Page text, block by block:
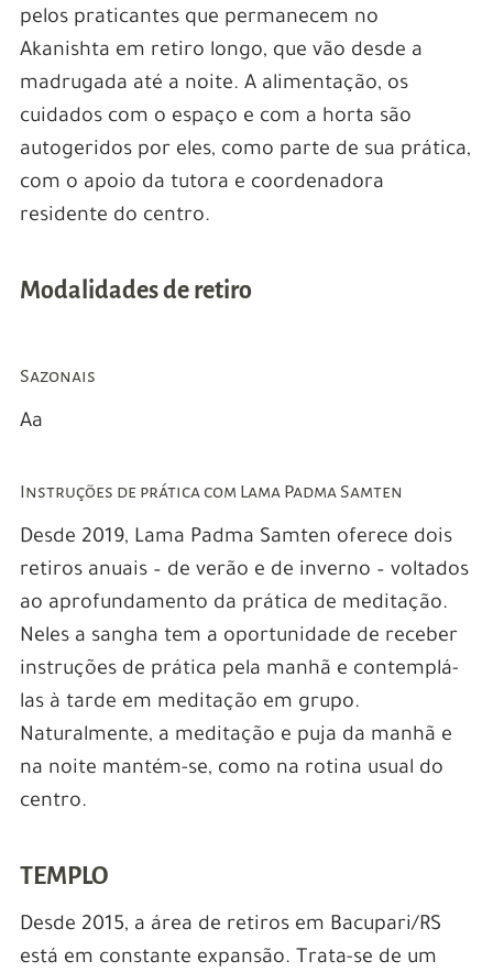
pelos praticantes que permanecem no
Akanishta em retiro longo, que vão desde a
madrugada até a noite. A alimentação, os
cuidados com o espaço e com a horta são
autogeridos por eles, como parte de sua prática,
com o apoio da tutora e coordenadora
residente do centro.
Modalidades de retiro
Sazonais
Aa
Instruções de prática com Lama Padma Samten
Desde 2019, Lama Padma Samten oferece dois
retiros anuais – de verão e de inverno – voltados
ao aprofundamento da prática de meditação.
Neles a sangha tem a oportunidade de receber
instruções de prática pela manhã e contemplá-
las à tarde em meditação em grupo.
Naturalmente, a meditação e puja da manhã e
na noite mantém-se, como na rotina usual do
centro.
TEMPLO
Desde 2015, a área de retiros em Bacupari/RS
está em constante expansão. Trata-se de um